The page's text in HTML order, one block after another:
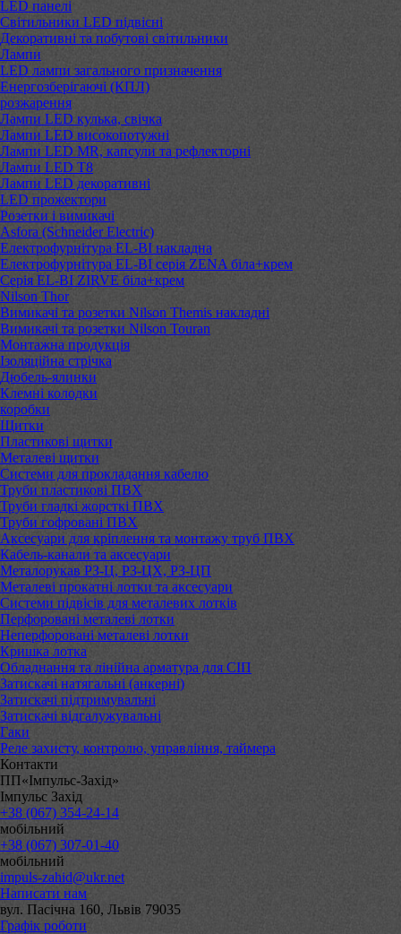
LED панелі
Світильники LED підвісні
Декоративні та побутові світильники
Лампи
LED лампи загального призначення
Енергозберігаючі (КПЛ)
розжарення
Лампи LED кулька, свічка
Лампи LED високопотужні
Лампи LED MR, капсули та рефлекторні
Лампи LED Т8
Лампи LED декоративні
LED прожектори
Розетки і вимикачі
Asfora (Schneider Electric)
Електрофурнітура EL-BI накладна
Електрофурнітура EL-BI серія ZENA біла+крем
Серія EL-BI ZIRVE біла+крем
Nilson Thor
Вимикачі та розетки Nilson Themis накладні
Вимикачі та розетки Nilson Touran
Монтажна продукція
Ізоляційна стрічка
Дюбель-ялинки
Клемні колодки
коробки
Щитки
Пластикові щитки
Металеві щитки
Системи для прокладання кабелю
Труби пластикові ПВХ
Труби гладкі жорсткі ПВХ
Труби гофровані ПВХ
Аксесуари для кріплення та монтажу труб ПВХ
Кабель-канали та аксесуари
Металорукав РЗ-Ц, РЗ-ЦХ, РЗ-ЦП
Металеві прокатні лотки та аксесуари
Системи підвісів для металевих лотків
Перфоровані металеві лотки
Неперфоровані металеві лотки
Кришка лотка
Обладнання та лінійна арматура для СІП
Затискачі натягальні (анкерні)
Затискачі підтримувальні
Затискачі відгалужувальні
Гаки
Реле захисту, контролю, управління, таймера
Контакти
ПП«Імпульс-Захід»
Імпульс Захід
+38 (067) 354-24-14
мобільний
+38 (067) 307-01-40
мобільний
impuls-zahid@ukr.net
Написати нам
вул. Пасічна 160, Львів 79035
Графік роботи